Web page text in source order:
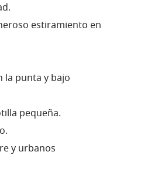
estiramiento en
la punta y bajo
pequeña.
y urbanos